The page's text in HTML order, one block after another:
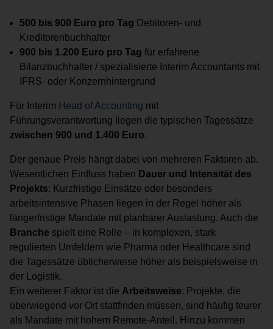
500 bis 900 Euro pro Tag Debitoren- und
Kreditorenbuchhalter
900 bis 1.200 Euro pro Tag für erfahrene
Bilanzbuchhalter / spezialisierte Interim Accountants mit
IFRS- oder Konzernhintergrund
Für Interim Head of Accounting mit
Führungsverantwortung liegen die typischen Tagessätze
zwischen 900 und 1.400 Euro.
Der genaue Preis hängt dabei von mehreren Faktoren ab.
Wesentlichen Einfluss haben Dauer und Intensität des
Projekts: Kurzfristige Einsätze oder besonders
arbeitsintensive Phasen liegen in der Regel höher als
längerfristige Mandate mit planbarer Auslastung. Auch die
Branche spielt eine Rolle – in komplexen, stark
regulierten Umfeldern wie Pharma oder Healthcare sind
die Tagessätze üblicherweise höher als beispielsweise in
der Logistik.
Ein weiterer Faktor ist die Arbeitsweise: Projekte, die
überwiegend vor Ort stattfinden müssen, sind häufig teurer
als Mandate mit hohem Remote-Anteil. Hinzu kommen